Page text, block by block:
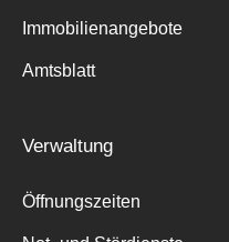
Suche
Immobilienangebote
Amtsblatt
Verwaltung
Öffnungszeiten